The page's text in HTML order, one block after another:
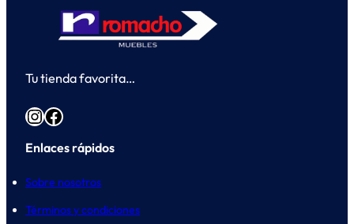
Tu tienda favorita…
InstagramFacebook
Enlaces rápidos
Sobre nosotros
Términos y condiciones